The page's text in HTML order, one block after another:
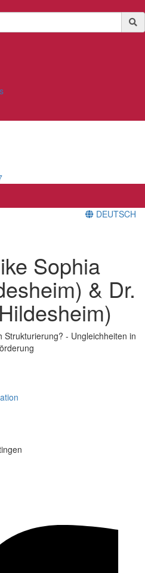
DEUTSCH
Sophia
& Dr.
Strukturierung? - Ungleichheiten in